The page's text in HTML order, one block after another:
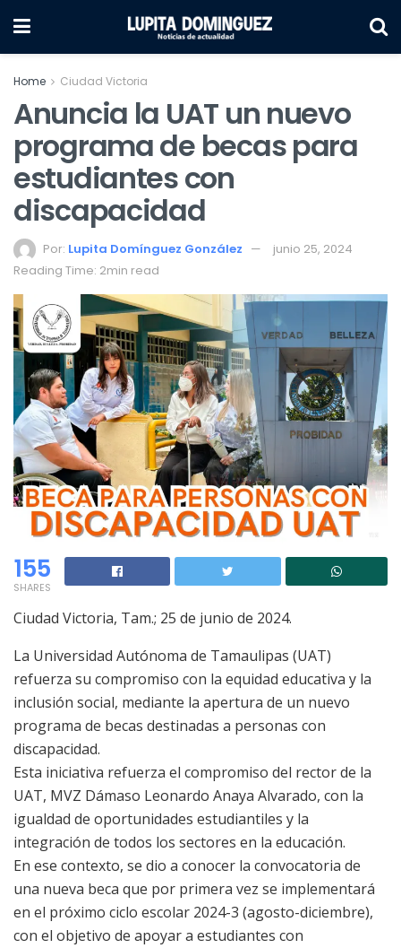
Home Ciudad Victoria
Anuncia la UAT un nuevo
programa de becas para
estudiantes con
discapacidad
Por: Lupita Domínguez González
junio 25, 2024
Reading Time: 2min read
155
SHARES
Ciudad Victoria, Tam.; 25 de junio de 2024.
La Universidad Autónoma de Tamaulipas (UAT)
refuerza su compromiso con la equidad educativa y la
inclusión social, mediante la apertura de un nuevo
programa de becas destinadas a personas con
discapacidad.
Esta iniciativa refuerza el compromiso del rector de la
UAT, MVZ Dámaso Leonardo Anaya Alvarado, con la
igualdad de oportunidades estudiantiles y la
integración de todos los sectores en la educación.
En ese contexto, se dio a conocer la convocatoria de
una nueva beca que por primera vez se implementará
en el próximo ciclo escolar 2024-3 (agosto-diciembre),
con el objetivo de apoyar a estudiantes con